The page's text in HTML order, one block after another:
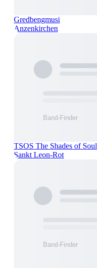
Gredbengmusi
Anzenkirchen
TSOS The Shades of Soul
Sankt Leon-Rot